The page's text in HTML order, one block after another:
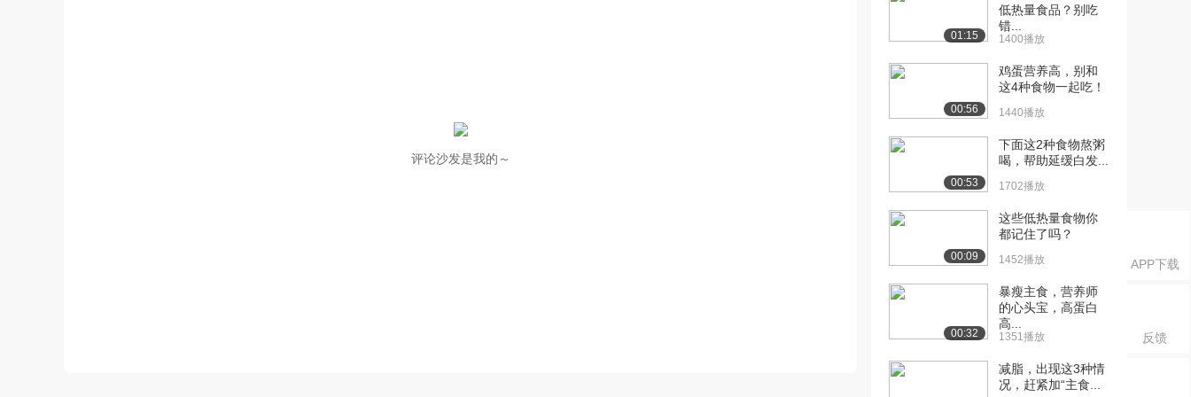
APP下载
反馈
评论沙发是我的～
01:15
低热量食品？别吃
错...
1400播放
00:56
鸡蛋营养高，别和
这4种食物一起吃！
1440播放
00:53
下面这2种食物熬粥
喝，帮助延缓白发...
1702播放
00:09
这些低热量食物你
都记住了吗？
1452播放
00:32
暴瘦主食，营养师
的心头宝，高蛋白
高...
1351播放
减脂，出现这3种情
况，赶紧加“主食...